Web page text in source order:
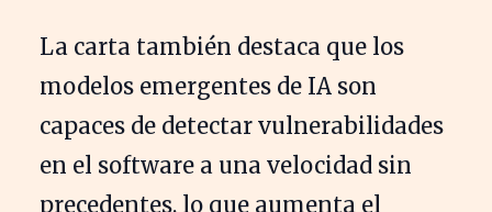
La carta también destaca que los
modelos emergentes de IA son
capaces de detectar vulnerabilidades
en el software a una velocidad sin
precedentes, lo que aumenta el